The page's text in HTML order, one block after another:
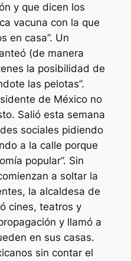
y que dicen los
vacuna con la que
en casa”. Un
(de manera
la posibilidad de
las pelotas”.
de México no
Salió esta semana
sociales pidiendo
a la calle porque
popular”. Sin
a soltar la
la alcaldesa de
cines, teatros y
y llamó a
en sus casas.
sin contar el